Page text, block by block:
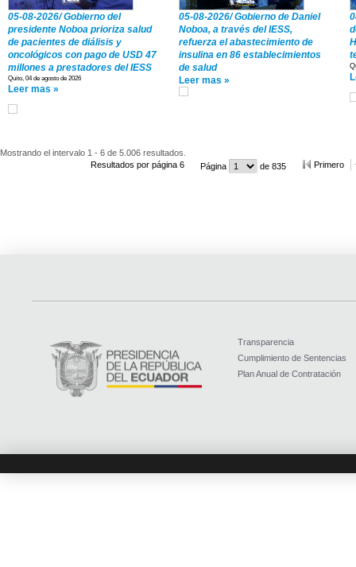
05-08-2026/ Gobierno del
presidente Noboa prioriza salud
de pacientes de diálisis y
oncológicos con pago de USD 47
millones a prestadores del IESS
Quito, 04 de agosto de 2026
Leer mas »
05-08-2026/ Gobierno de Daniel
Noboa, a través del IESS,
refuerza el abastecimiento de
insulina en 86 establecimientos
de salud
Leer mas »
Mostrando el intervalo 1 - 6 de 5.006 resultados.
Resultados por página 6
Página de 835 Primero
Transparencia
Cumplimiento de Sentencias
Plan Anual de Contratación